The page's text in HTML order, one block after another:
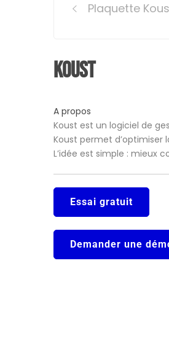
navigation
Plaquette
Koust
A propos
Koust est un logiciel de
Koust permet
L’idée est simple : mieux
Essai gratuit
Demander une